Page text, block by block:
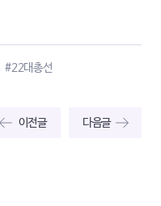
#22대총선
이전글 다음글